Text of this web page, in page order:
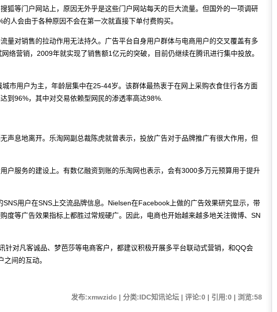
狐等门户网站上，原因无外乎是这些门户网站每天的巨大流量。但国外的一项调研
人会由于各种原因不会在第一次就直接下单付费购买。
对销售的拉动作用无法持久。广告平台自身用户群体与电商用户的交叉覆盖有多
营销，2009年就实现了销售额1亿元的突破，目前仍继续在腾讯进行集中投放。
市用户为主，年龄层集中在25-44岁。该群体最热衷于在网上采购衣食住行各方面
到96%，其中对交易依赖型网民的渗透率高达98%.
息地离开。乐淘网副总裁陈虎就曾表示，投放广告对于品牌推广有很大作用，但
户服务的建设上。有数亿融资到账的乐淘网也表示，会有3000多万元预算用于提升
用户在SNS上交流品牌信息。Nielsen在Facebook上做的广告效果研究显示，带
等广告效果指标上都胜过常规硬广。因此，电商也开始越来越多地关注微博、SN
对凡客诚品、梦芭莎等电商客户，都建议积极开展多平台联动式营销，和QQ会
间的互动。
发布:xmwzidc | 分类:IDC知讯论坛 | 评论:0 | 引用:0 | 浏览:58